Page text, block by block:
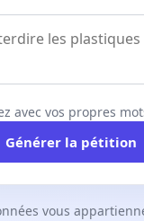
avec vos propres
Générer la pétition
vous